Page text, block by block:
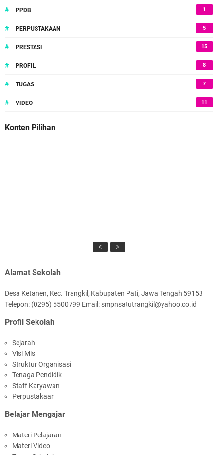
# PPDB 1
# PERPUSTAKAAN 5
# PRESTASI 15
# PROFIL 8
# TUGAS 7
# VIDEO 11
Konten Pilihan
Alamat Sekolah
Desa Ketanen, Kec. Trangkil, Kabupaten Pati, Jawa Tengah 59153
Telepon: (0295) 5500799 Email: smpnsatutrangkil@yahoo.co.id
Profil Sekolah
Sejarah
Visi Misi
Struktur Organisasi
Tenaga Pendidik
Staff Karyawan
Perpustakaan
Belajar Mengajar
Materi Pelajaran
Materi Video